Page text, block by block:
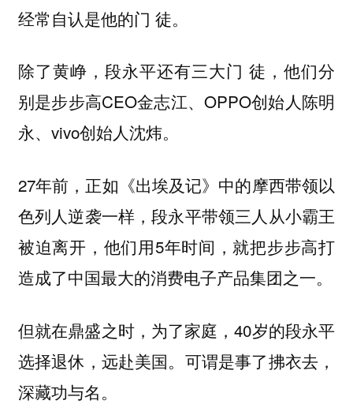
经常自认是他的门 徒。
除了黄峥，段永平还有三大门 徒，他们分
别是步步高CEO金志江、OPPO创始人陈明
永、vivo创始人沈炜。
27年前，正如《出埃及记》中的摩西带领以
色列人逆袭一样，段永平带领三人从小霸王
被迫离开，他们用5年时间，就把步步高打
造成了中国最大的消费电子产品集团之一。
但就在鼎盛之时，为了家庭，40岁的段永平
选择退休，远赴美国。可谓是事了拂衣去，
深藏功与名。